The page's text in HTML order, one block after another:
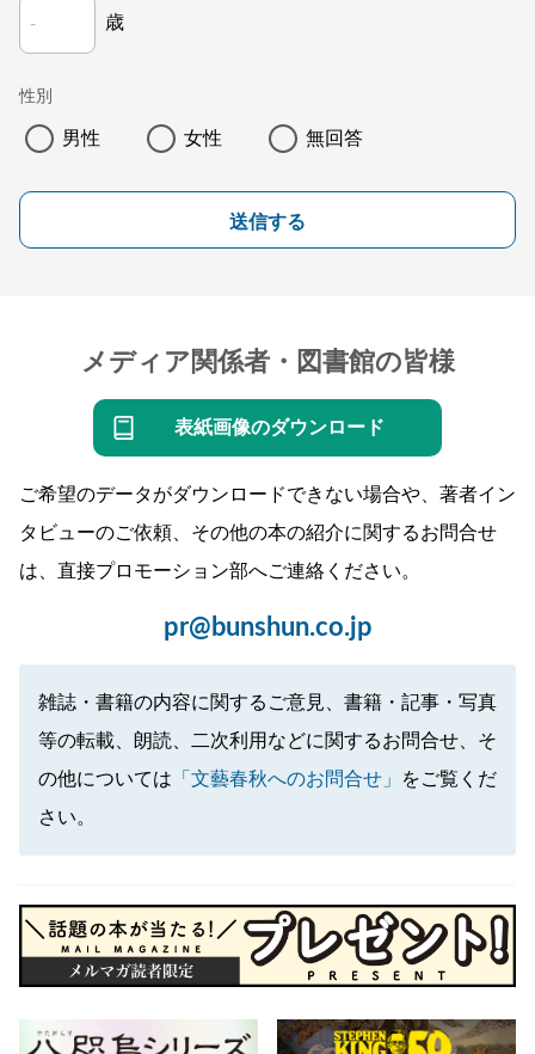
歳
性別
男性 女性 無回答
送信する
メディア関係者・図書館の皆様
表紙画像のダウンロード
ご希望のデータがダウンロードできない場合や、著者イン
タビューのご依頼、その他の本の紹介に関するお問合せ
は、直接プロモーション部へご連絡ください。
pr@bunshun.co.jp
雑誌・書籍の内容に関するご意見、書籍・記事・写真
等の転載、朗読、二次利用などに関するお問合せ、そ
の他については 「文藝春秋へのお問合せ」
をご覧くだ
さい。